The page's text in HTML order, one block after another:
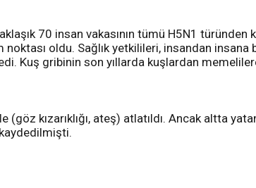
70 insan vakasının tümü H5N1 türünden
oldu. Sağlık yetkilileri, insandan insana
Kuş gribinin son yıllarda kuşlardan
kızarıklığı, ateş) atlatıldı. Ancak altta
kaydedilmişti.